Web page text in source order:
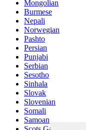
Mongolian
Burmese
Nepali
Norwegian
Pashto
Persian
Punjabi
Serbian
Sesotho
Sinhala
Slovak
Slovenian
Somali
Samoan